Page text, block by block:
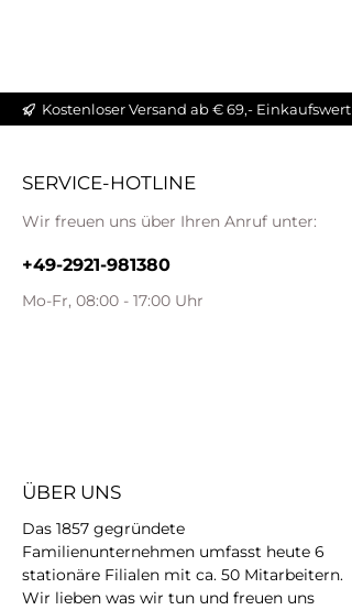
Kostenloser Versand ab € 69,- Einkaufswert
SERVICE-HOTLINE
Wir freuen uns über Ihren Anruf unter:
+49-2921-981380
Mo-Fr, 08:00 - 17:00 Uhr
ÜBER UNS
Das 1857 gegründete
Familienunternehmen umfasst heute 6
stationäre Filialen mit ca. 50 Mitarbeitern.
Wir lieben was wir tun und freuen uns